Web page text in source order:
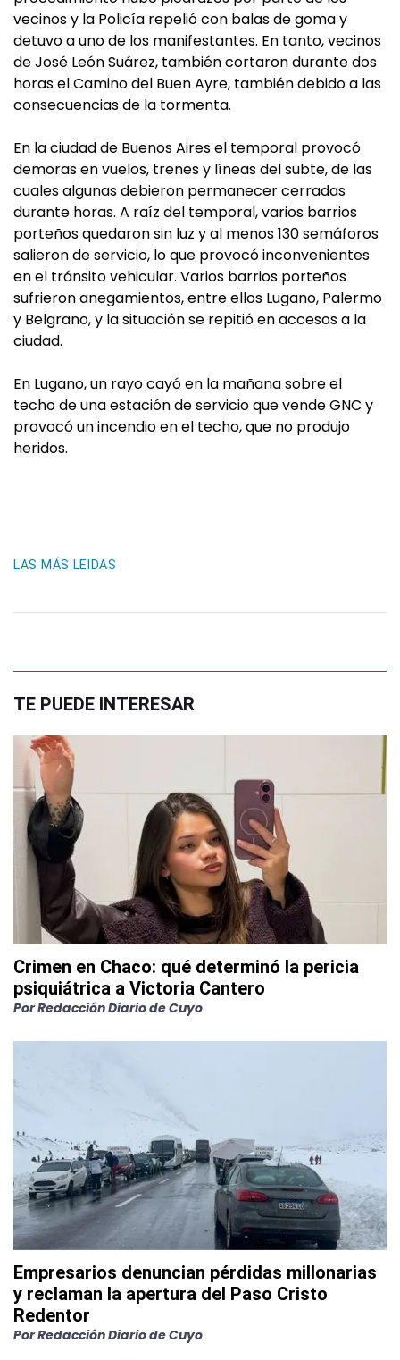
vecinos y la Policía repelió con balas de goma y
detuvo a uno de los manifestantes. En tanto, vecinos
de José León Suárez, también cortaron durante dos
horas el Camino del Buen Ayre, también debido a las
consecuencias de la tormenta.
En la ciudad de Buenos Aires el temporal provocó
demoras en vuelos, trenes y líneas del subte, de las
cuales algunas debieron permanecer cerradas
durante horas. A raíz del temporal, varios barrios
porteños quedaron sin luz y al menos 130 semáforos
salieron de servicio, lo que provocó inconvenientes
en el tránsito vehicular. Varios barrios porteños
sufrieron anegamientos, entre ellos Lugano, Palermo
y Belgrano, y la situación se repitió en accesos a la
ciudad.
En Lugano, un rayo cayó en la mañana sobre el
techo de una estación de servicio que vende GNC y
provocó un incendio en el techo, que no produjo
heridos.
LAS MÁS LEIDAS
TE PUEDE INTERESAR
Crimen en Chaco: qué determinó la pericia
psiquiátrica a Victoria Cantero
PorRedacción Diario de Cuyo
Empresarios denuncian pérdidas millonarias
y reclaman la apertura del Paso Cristo
Redentor
PorRedacción Diario de Cuyo